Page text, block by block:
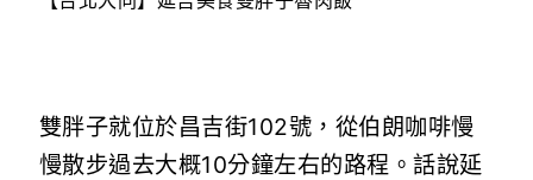
雙胖子就位於昌吉街102號，從伯朗咖啡慢
慢散步過去大概10分鐘左右的路程。話說延